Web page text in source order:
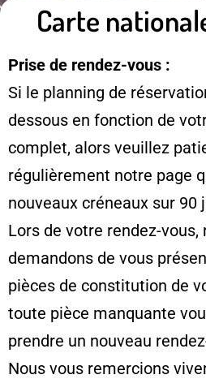
Carte
Prise de rendez-vous :
Si le planning de
dessous en fonction de
complet, alors veuillez
régulièrement notre page
nouveaux créneaux sur 90
Lors de votre rendez-vous,
demandons de vous
pièces de constitution de
toute pièce manquante
prendre un nouveau
Nous vous remercions